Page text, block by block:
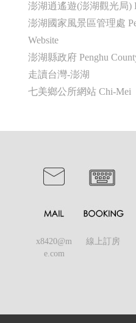
澎湖逍遙遊(澎湖觀光局)
澎湖國家風景區管理處
Website
澎湖縣政府 Penghu
走讀台灣-澎湖
七美鄉公所網站 Chi-Mei
x8420@m
e.com
線上訂房